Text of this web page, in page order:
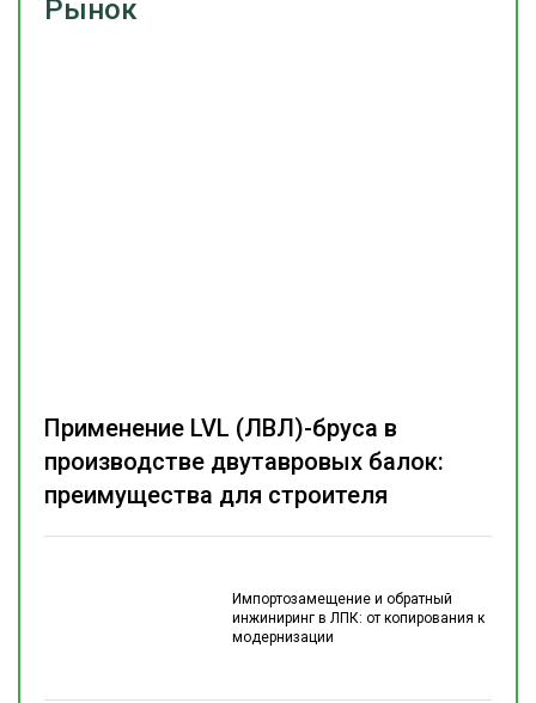
Рынок
Импортозамещение и обратный
инжиниринг в ЛПК: от копирования к
модернизации
Применение LVL (ЛВЛ)-бруса в
производстве двутавровых балок:
преимущества для строителя